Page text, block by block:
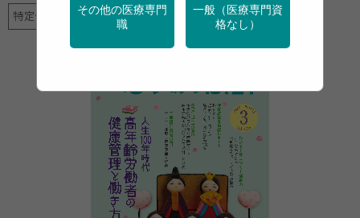
特定保健指導 産業保健 禁煙 運動
その他の医療専門
職
一般（医療専門資
格なし）